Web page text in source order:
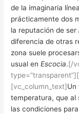
de la imaginaria
prácticamente dos
la reputación de ser
diferencia de otras
zona suele
usual enEscocia.[/
[vc_column_text]Un
temperatura, que al
las condiciones